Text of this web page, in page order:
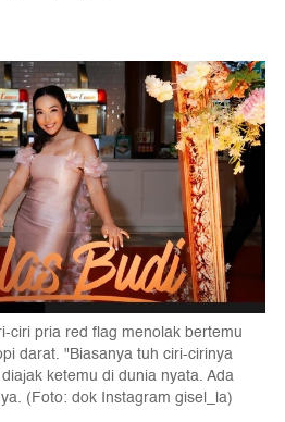
ciri pria red flag menolak bertemu
darat. "Biasanya tuh ciri-cirinya
ketemu di dunia nyata. Ada
(Foto: dok Instagram gisel_la)